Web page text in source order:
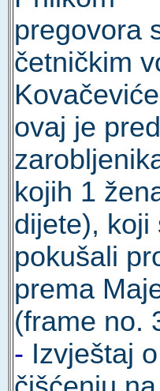
pregovora
četničkim
ovaj je
kojih 1
dijete), koji
pokušali
prema
(frame no.
- Izvještaj o